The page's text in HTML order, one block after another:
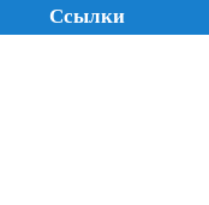
Ссылки